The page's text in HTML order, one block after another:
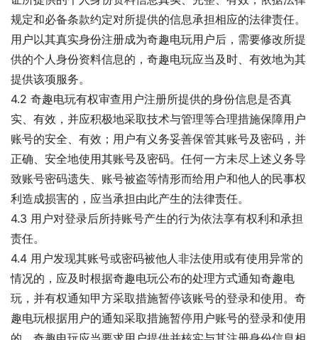
规定和必备条款约定对所提供的信息承担相应的法律责任。
用户以其真实身份注册成为奇趣电玩用户后，需要修改所提
供的个人身份资料信息的，奇趣电玩应当及时、有效地为其
提供该项服务。
4.2 奇趣电玩有权审查用户注册所提供的身份信息是否真
实、有效，并应积极地采取技术与管理等合理措施保障用户
账号的安全、有效；用户有义务妥善保管其账号及密码，并
正确、安全地使用其账号及密码。任何一方未尽上述义务导
致账号密码遗失、账号被盗等情形而给用户和他人的民事权
利造成损害的，应当承担由此产生的法律责任。
4.3 用户对登录后所持账号产生的行为依法享有权利和承担
责任。
4.4 用户发现其账号或密码被他人非法使用或有使用异常的
情况的，应及时根据奇趣电玩公布的处理方式通知奇趣电
玩，并有权通知甲方采取措施暂停该账号的登录和使用。奇
趣电玩根据用户的通知采取措施暂停用户账号的登录和使用